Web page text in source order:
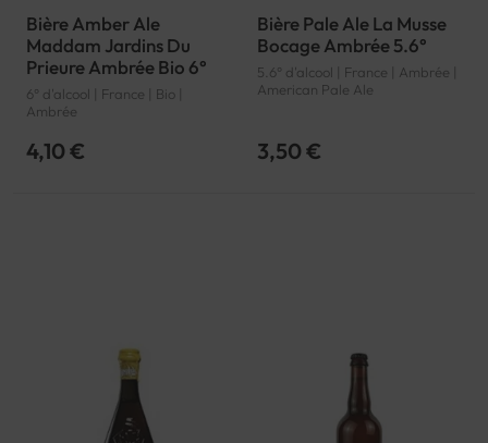
Bière Amber Ale
Maddam Jardins Du
Prieure Ambrée Bio 6°
6° d'alcool | France | Bio |
Ambrée
4,10 €
Bière Pale Ale La Musse
Bocage Ambrée 5.6°
5.6° d'alcool | France | Ambrée |
American Pale Ale
3,50 €